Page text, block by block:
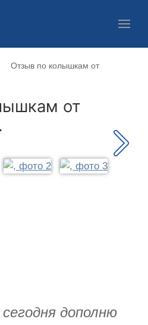
Отзыв по колышкам от
от
дополню